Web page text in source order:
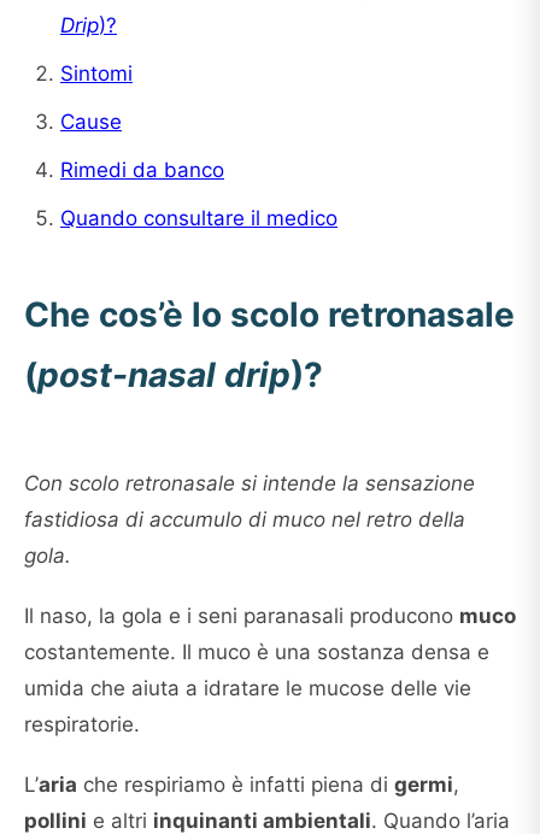
Drip)?
Sintomi
Cause
Rimedi da banco
Quando consultare il medico
Che cos’è lo scolo retronasale
(post-nasal drip)?
Con scolo retronasale si intende la sensazione
fastidiosa di accumulo di muco nel retro della
gola.
Il naso, la gola e i seni paranasali producono muco
costantemente. Il muco è una sostanza densa e
umida che aiuta a idratare le mucose delle vie
respiratorie.
L’aria che respiriamo è infatti piena di germi,
pollini e altri inquinanti ambientali. Quando l’aria